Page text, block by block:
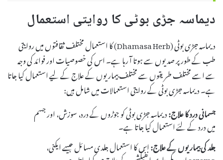
دیماسہ جڑی بوٹی کا روایتی استعمال
دیماسہ جڑی بوٹی (Dhamasa Herb) کا استعمال مختلف ثقافتوں میں روایتی
طب کے طور پر صدیوں سے ہوتا آ رہا ہے۔ اس کی خصوصیات اور فوائد کی وجہ
سے اسے مختلف طریقوں سے مختلف بیماریوں کے علاج کے لیے استعمال کیا جاتا
ہے۔ دیماسہ جڑی بوٹی کے روایتی استعمالات میں شامل ہیں:
جسمانی درد کا علاج:دیماسہ جڑی بوٹی کو جوڑوں کے درد، سوزش، اور جسم
میں درد کے لئے استعمال کیا جاتا ہے۔
جلد کی بیماریوں کے علاج:اس کا استعمال جلدی مسائل جیسے ایکنی،